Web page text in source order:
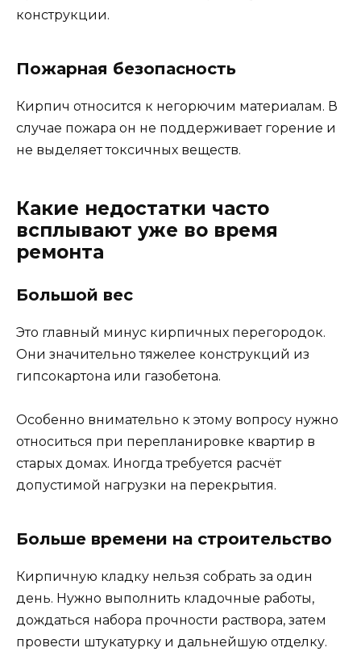
конструкции.
Пожарная безопасность
Кирпич относится к негорючим материалам. В
случае пожара он не поддерживает горение и
не выделяет токсичных веществ.
Какие недостатки часто
всплывают уже во время
ремонта
Большой вес
Это главный минус кирпичных перегородок.
Они значительно тяжелее конструкций из
гипсокартона или газобетона.
Особенно внимательно к этому вопросу нужно
относиться при перепланировке квартир в
старых домах. Иногда требуется расчёт
допустимой нагрузки на перекрытия.
Больше времени на строительство
Кирпичную кладку нельзя собрать за один
день. Нужно выполнить кладочные работы,
дождаться набора прочности раствора, затем
провести штукатурку и дальнейшую отделку.